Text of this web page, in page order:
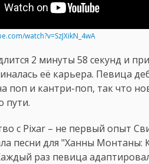
watch?v=SzJXikN_4wA
2 минуты 58 секунд и
её карьера. Певица
поп и кантри-поп, так что
пути.
с Pixar – не первый опыт
песни для "Ханны
раз певица